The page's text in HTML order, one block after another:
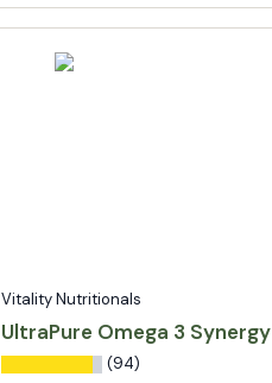
Vitality Nutritionals
UltraPure Omega 3 Synergy
(94)